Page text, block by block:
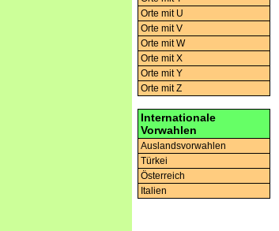
Orte mit U
Orte mit V
Orte mit W
Orte mit X
Orte mit Y
Orte mit Z
Internationale
Vorwahlen
Auslandsvorwahlen
Türkei
Österreich
Italien